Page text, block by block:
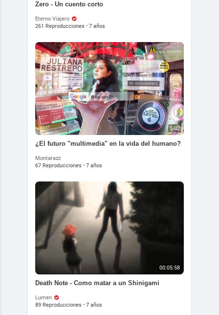
Zero - Un cuento corto
Eterno Viajero
261 Reproducciones · 7 años
5:02
¿El futuro "multimedia" en la vida del humano?
Montarazz
67 Reproducciones · 7 años
00:05:58
Death Note - Como matar a un Shinigami
Lumen
89 Reproducciones · 7 años